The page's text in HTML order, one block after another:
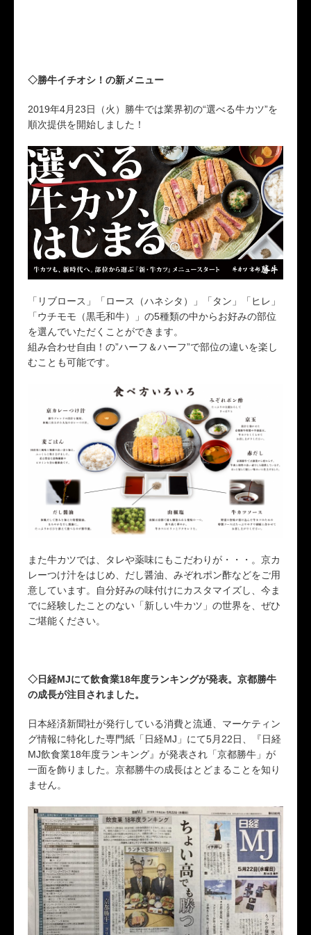
◇勝牛イチオシ！の新メニュー
2019年4月23日（火）勝牛では業界初の“選べる牛カツ”を
順次提供を開始しました！
「リブロース」「ロース（ハネシタ）」「タン」「ヒレ」
「ウチモモ（黒毛和牛）」の5種類の中からお好みの部位
を選んでいただくことができます。
組み合わせ自由！の”ハーフ＆ハーフ”で部位の違いを楽し
むことも可能です。
また牛カツでは、タレや薬味にもこだわりが・・・。京カ
レーつけ汁をはじめ、だし醤油、みぞれポン酢などをご用
意しています。自分好みの味付けにカスタマイズし、今ま
でに経験したことのない「新しい牛カツ」の世界を、ぜひ
ご堪能ください。
◇日経MJにて飲食業18年度ランキングが発表。京都勝牛
の成長が注目されました。
日本経済新聞社が発行している消費と流通、マーケティン
グ情報に特化した専門紙「日経MJ」にて5月22日、『日経
MJ飲食業18年度ランキング』が発表され「京都勝牛」が
一面を飾りました。京都勝牛の成長はとどまることを知り
ません。